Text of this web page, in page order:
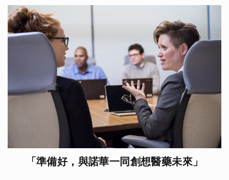
「準備好，與諾華一同創想醫藥未來」